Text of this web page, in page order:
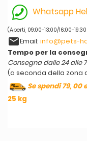
Whatsapp
(Aperti, 09:00-13:00/16:00-
emailEmail: info@pets-
Tempo per la
Consegna dalle 24 alle
(a seconda della zona
Se spendi 79, 00
25 kg